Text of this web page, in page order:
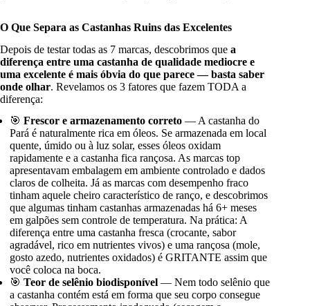
O Que Separa as Castanhas Ruins das Excelentes
Depois de testar todas as 7 marcas, descobrimos que a
diferença entre uma castanha de qualidade mediocre e
uma excelente é mais óbvia do que parece — basta saber
onde olhar. Revelamos os 3 fatores que fazem TODA a
diferença:
🎯Frescor e armazenamento correto — A castanha do
Pará é naturalmente rica em óleos. Se armazenada em local
quente, úmido ou à luz solar, esses óleos oxidam
rapidamente e a castanha fica rançosa. As marcas top
apresentavam embalagem em ambiente controlado e dados
claros de colheita. Já as marcas com desempenho fraco
tinham aquele cheiro característico de ranço, e descobrimos
que algumas tinham castanhas armazenadas há 6+ meses
em galpões sem controle de temperatura. Na prática: A
diferença entre uma castanha fresca (crocante, sabor
agradável, rico em nutrientes vivos) e uma rançosa (mole,
gosto azedo, nutrientes oxidados) é GRITANTE assim que
você coloca na boca.
🎯Teor de selênio biodisponível — Nem todo selênio que
a castanha contém está em forma que seu corpo consegue